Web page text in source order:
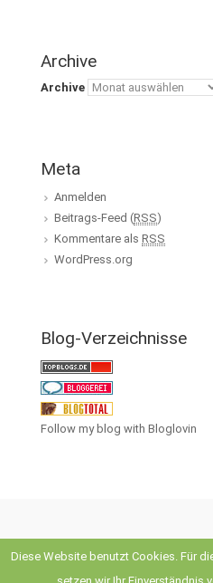
Archive
Archive
Meta
Anmelden
Beitrags-Feed (RSS)
Kommentare als RSS
WordPress.org
Blog-Verzeichnisse
Follow my blog with Bloglovin
theme by
Diese Website benutzt Cookies. Für